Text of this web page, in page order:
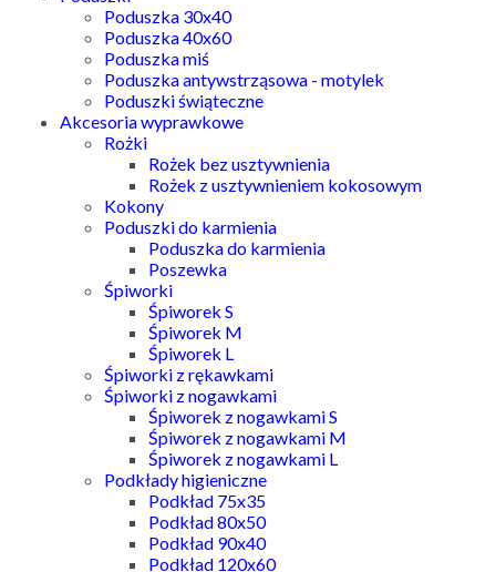
Poduszka 30x40
Poduszka 40x60
Poduszka miś
Poduszka antywstrząsowa - motylek
Poduszki świąteczne
Akcesoria wyprawkowe
Rożki
Rożek bez usztywnienia
Rożek z usztywnieniem kokosowym
Kokony
Poduszki do karmienia
Poduszka do karmienia
Poszewka
Śpiworki
Śpiworek S
Śpiworek M
Śpiworek L
Śpiworki z rękawkami
Śpiworki z nogawkami
Śpiworek z nogawkami S
Śpiworek z nogawkami M
Śpiworek z nogawkami L
Podkłady higieniczne
Podkład 75x35
Podkład 80x50
Podkład 90x40
Podkład 120x60